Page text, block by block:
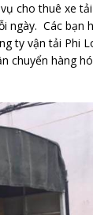
cho thuê xe
ngày. Các bạn
ty vận tải Phi
chuyển hàng